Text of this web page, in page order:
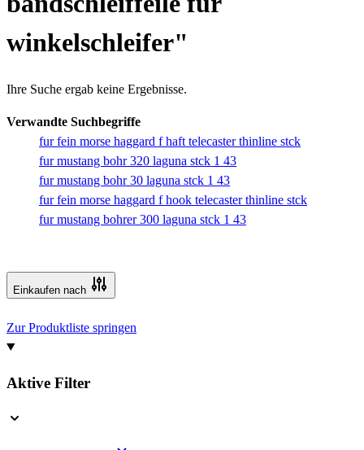
winkelschleifer"
Ihre Suche ergab keine Ergebnisse.
Verwandte Suchbegriffe
fur fein morse haggard f haft telecaster thinline stck
fur mustang bohr 320 laguna stck 1 43
fur mustang bohr 30 laguna stck 1 43
fur fein morse haggard f hook telecaster thinline stck
fur mustang bohrer 300 laguna stck 1 43
Einkaufen nach
Zur Produktliste springen
Aktive Filter